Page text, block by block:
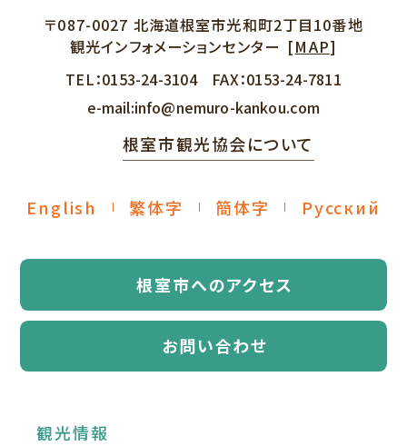
〒087-0027 北海道根室市光和町2丁目10番地
観光インフォメーションセンター [MAP]
TEL：0153-24-3104 FAX：0153-24-7811
e-mail:info@nemuro-kankou.com
根室市観光協会について
English 繁体字 簡体字 Русский
根室市へのアクセス
お問い合わせ
観光情報